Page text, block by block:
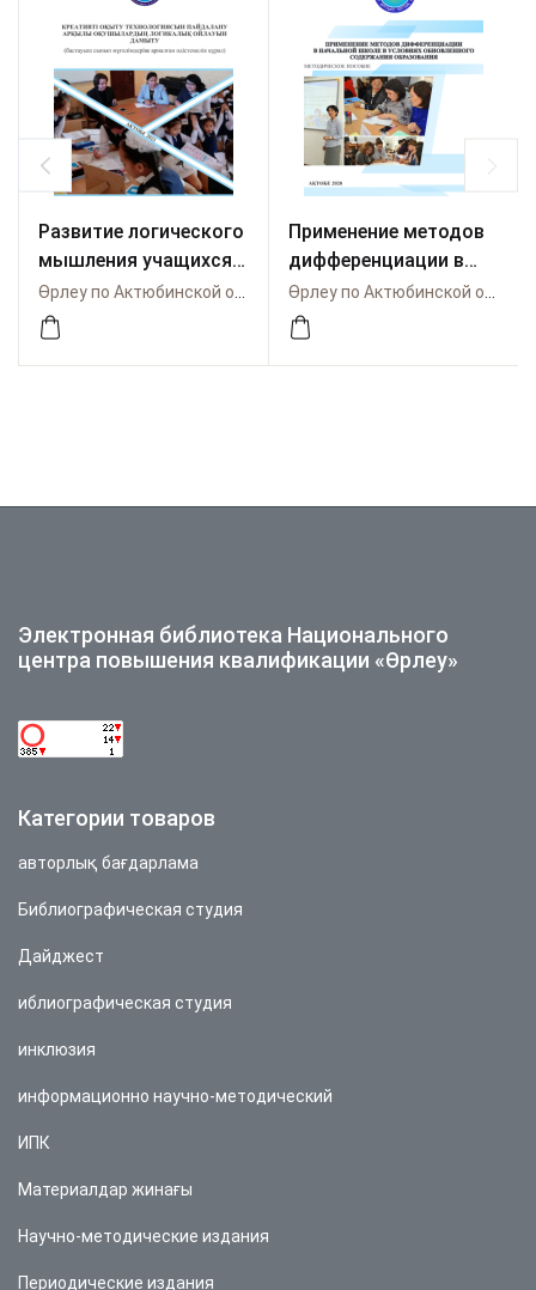
Развитие логического
мышления учащихся с
использованием
креативных
технологий обучения
Применение методов
дифференциации в
начальной школе в
условиях
обновленного
Электронная библиотека Национального
центра повышения квалификации «Өрлеу»
Категории товаров
авторлық бағдарлама
Библиографическая студия
Дайджест
иблиографическая студия
инклюзия
информационно научно-методический
ИПК
Материалдар жинағы
Научно-методические издания
Периодические издания